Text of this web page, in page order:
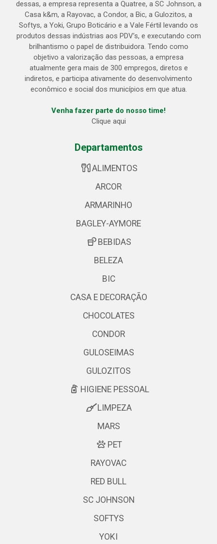
dessas, a empresa representa a Quatree, a SC Johnson, a
Casa k&m, a Rayovac, a Condor, a Bic, a Gulozitos, a
Softys, a Yoki, Grupo Boticário e a Vale Fértil levando os
produtos dessas indústrias aos PDV’s, e executando com
brilhantismo o papel de distribuidora. Tendo como
objetivo a valorização das pessoas, a empresa
atualmente gera mais de 300 empregos, diretos e
indiretos, e participa ativamente do desenvolvimento
econômico e social dos municípios em que atua.
Venha fazer parte do nosso time!
Clique aqui
Departamentos
ALIMENTOS
ARCOR
ARMARINHO
BAGLEY-AYMORE
BEBIDAS
BELEZA
BIC
CASA E DECORAÇÃO
CHOCOLATES
CONDOR
GULOSEIMAS
GULOZITOS
HIGIENE PESSOAL
LIMPEZA
MARS
PET
RAYOVAC
RED BULL
SC JOHNSON
SOFTYS
YOKI